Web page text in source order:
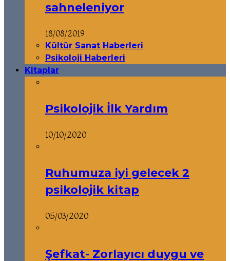
sahneleniyor
18/08/2019
Kültür Sanat Haberleri
Psikoloji Haberleri
Kitaplar
Psikolojik İlk Yardım
10/10/2020
Ruhumuza iyi gelecek 2
psikolojik kitap
05/03/2020
Şefkat- Zorlayıcı duygu ve